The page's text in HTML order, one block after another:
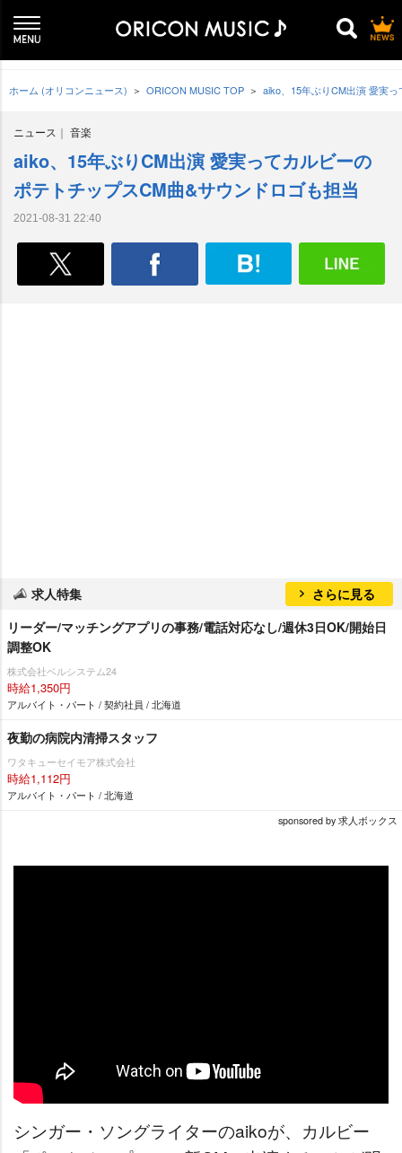
ホーム (オリコンニュース) ORICON MUSIC TOP aiko、15年ぶりCM出演 愛実
ニュース 音楽
aiko、15年ぶりCM出演 愛実ってカルビーの
ポテトチップスCM曲&サウンドロゴも担当
2021-08-31 22:40
求人特集
さらに見る
リーダー/マッチングアプリの事務/電話対応なし/週休3日OK/開始日
調整OK
株式会社ベルシステム24
時給1,350円
アルバイト・パート / 契約社員 / 北海道
夜勤の病院内清掃スタッフ
ワタキューセイモア株式会社
時給1,112円
アルバイト・パート / 北海道
sponsored by 求人ボックス
シンガー・ソングライターのaikoが、カルビー